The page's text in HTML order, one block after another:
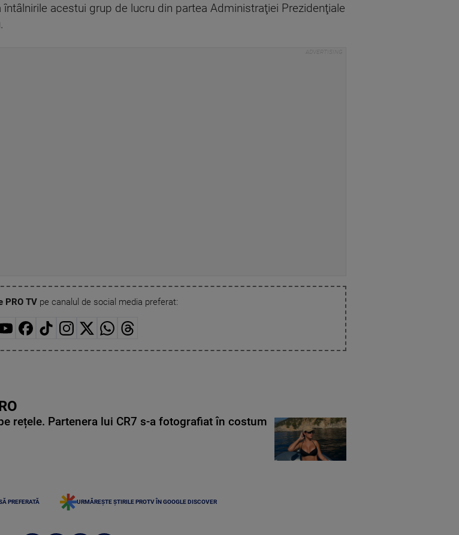
acestui grup de lucru din partea Administraţiei Prezidenţiale
PRO TVpe canalul de social media preferat:
rețele. Partenera lui CR7 s-a fotografiat în costum
PREFERATĂ URMĂREȘTE ȘTIRILE PROTV ÎN GOOGLE DISCOVER